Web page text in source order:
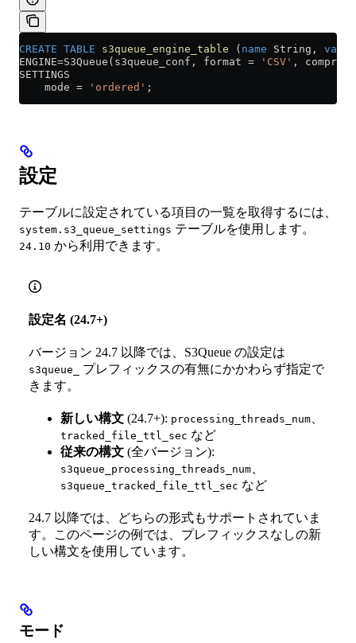
CREATE TABLE s3queue_engine_table ( name String, value
ENGINE=S3Queue(s3queue_conf, format = 'CSV' ,
SETTINGS
    mode
= 'ordered' ;
設定
テーブルに設定されている項目の一覧を取得するには、
system.s3_queue_settings テーブルを使用します。
24.10 から利用できます。
設定名 (24.7+)
バージョン 24.7 以降では、S3Queue の設定は
s3queue_
プレフィックスの有無にかかわらず指定で
きます。
新しい構文 (24.7+): processing_threads_num
tracked_file_ttl_sec など
従来の構文 (全バージョン):
s3queue_processing_threads_num
s3queue_tracked_file_ttl_sec など
24.7 以降では、どちらの形式もサポートされていま
す。このページの例では、プレフィックスなしの新
しい構文を使用しています。
モード